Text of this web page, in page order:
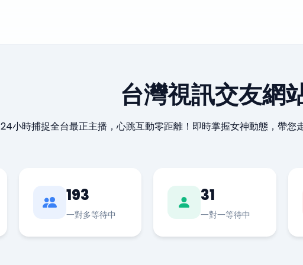
台灣視訊交友網
24小時捕捉全台最正主播，心跳互動零距離！即時掌握女神動態，帶您
193
一對多等待中
31
一對一等待中